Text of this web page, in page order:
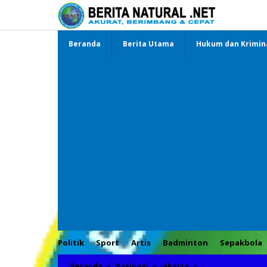
Beranda Berita Utama Hukum dan
Politik Sport Artis Badminton Sepakbola